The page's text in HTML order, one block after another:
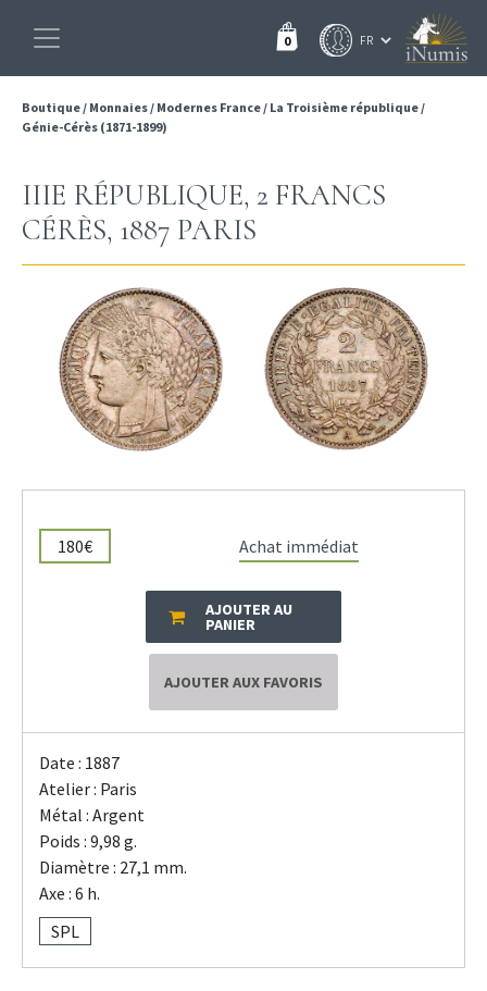
0
Boutique/ Monnaies/ Modernes France/ La Troisième république/
Génie-Cérès (1871-1899)
IIIE RÉPUBLIQUE, 2 FRANCS
CÉRÈS, 1887 PARIS
180€ Achat immédiat
AJOUTER AU
PANIER
AJOUTER AUX FAVORIS
Date : 1887
Atelier : Paris
Métal : Argent
Poids : 9,98 g.
Diamètre : 27,1 mm.
Axe : 6 h.
SPL